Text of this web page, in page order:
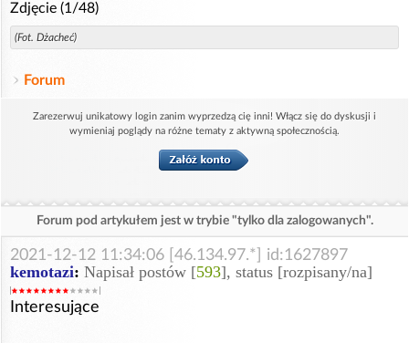
Zdjęcie (1/48)
(Fot. Dżacheć)
Forum
Zarezerwuj unikatowy login zanim wyprzedzą cię inni! Włącz się do dyskusji i
wymieniaj poglądy na różne tematy z aktywną społecznością.
Forum pod artykułem jest w trybie "tylko dla zalogowanych".
2021-12-12 11:34:06 [46.134.97.*] id:1627897
kemotazi: Napisał postów [593], status [rozpisany/na]
Interesujące